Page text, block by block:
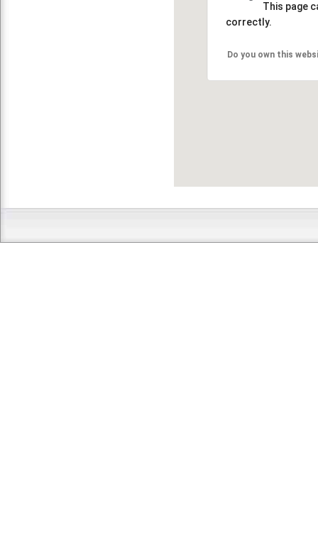
This page
correctly.
Do you own this